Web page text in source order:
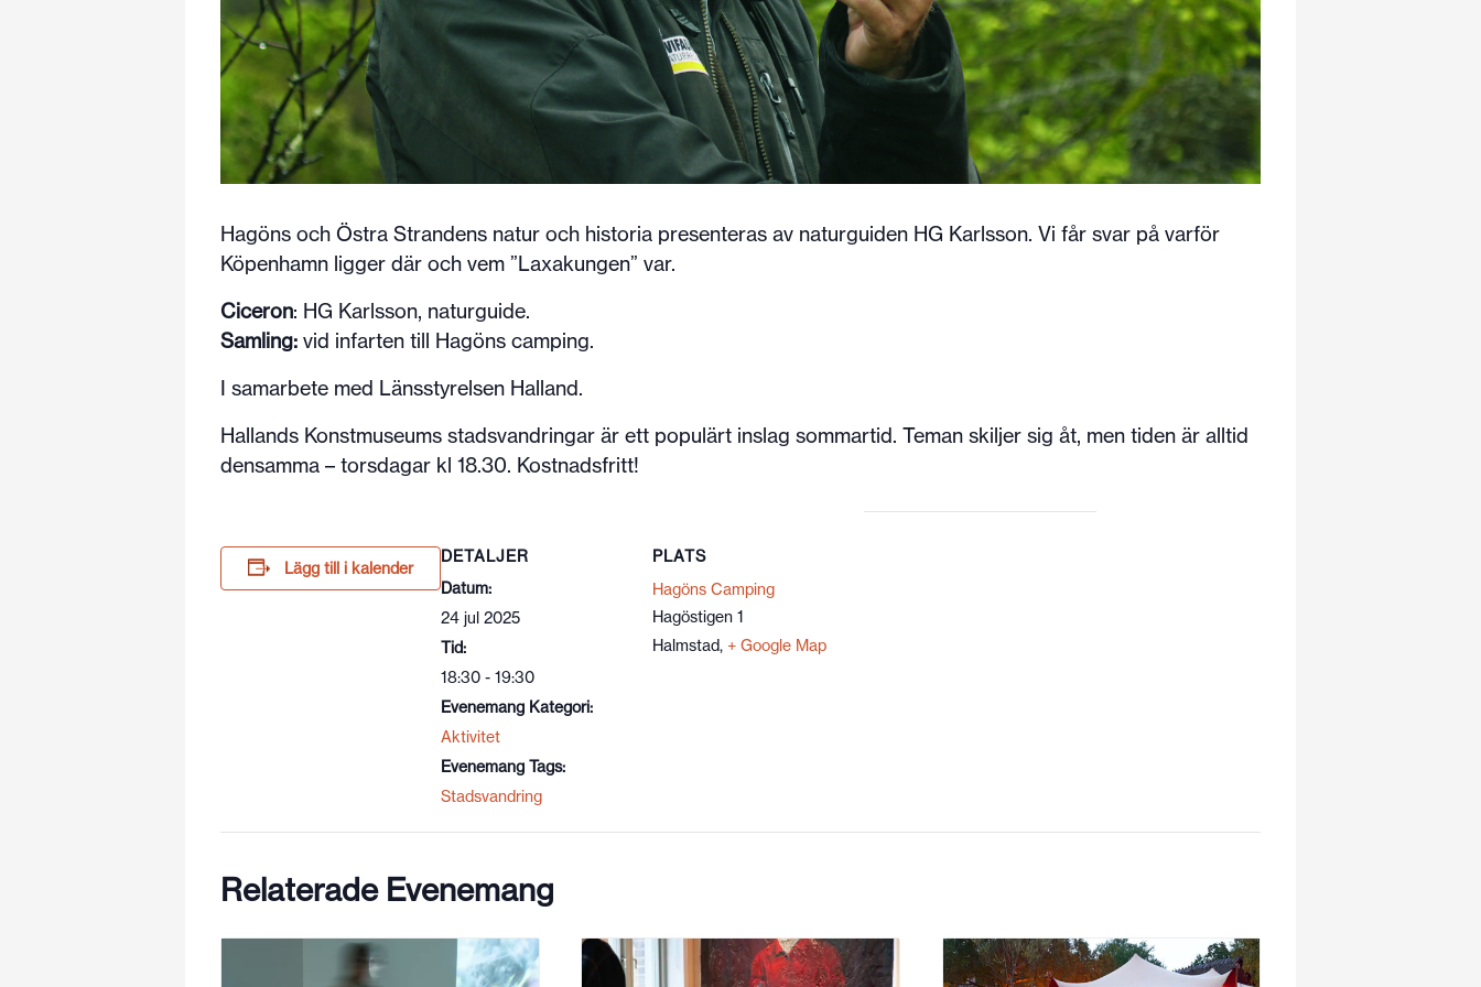
Hagöns och Östra Strandens natur och historia presenteras av naturguiden HG Karlsson. Vi får svar på varför
Köpenhamn ligger där och vem ”Laxakungen” var.
Ciceron: HG Karlsson, naturguide.
Samling: vid infarten till Hagöns camping.
I samarbete med Länsstyrelsen Halland.
Hallands Konstmuseums stadsvandringar är ett populärt inslag sommartid. Teman skiljer sig åt, men tiden är alltid
densamma – torsdagar kl 18.30. Kostnadsfritt!
Lägg till i kalender
DETALJER
Datum:
24 jul 2025
Tid:
18:30 - 19:30
Evenemang Kategori:
Aktivitet
Evenemang Tags:
Stadsvandring
PLATS
Hagöns Camping
Hagöstigen 1
Halmstad, + Google Map
Relaterade Evenemang